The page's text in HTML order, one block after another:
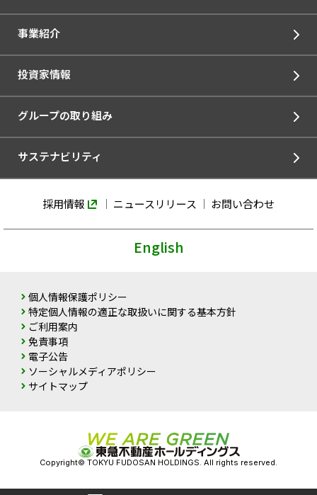
事業紹介
投資家情報
グループの取り組み
サステナビリティ
採用情報 ニュースリリース お問い合わせ
English
個人情報保護ポリシー
特定個人情報の適正な取扱いに関する基本方針
ご利用案内
免責事項
電子公告
ソーシャルメディアポリシー
サイトマップ
Copyright© TOKYU FUDOSAN HOLDINGS. All rights reserved.